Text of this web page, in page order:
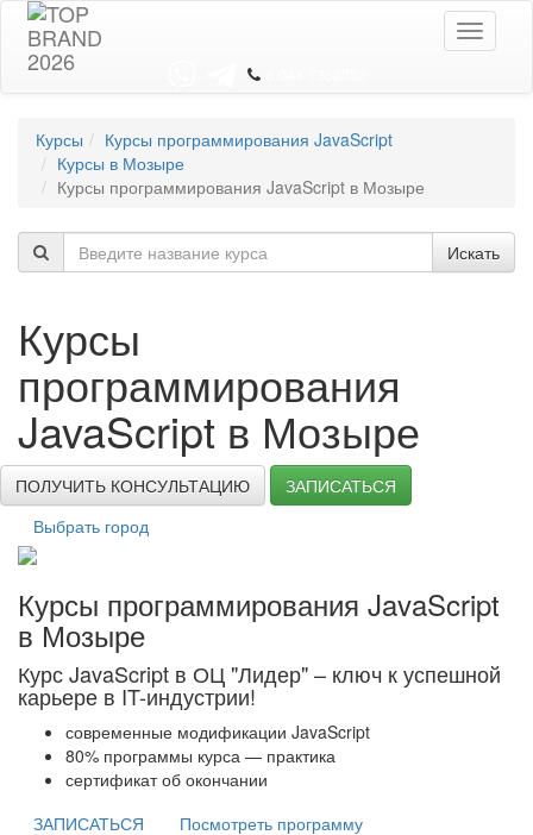
Toggle
Курсы
Курсы программирования JavaScript
Курсы в Мозыре
Курсы программирования JavaScript в Мозыре
Искать
Курсы
программирования
JavaScript в Мозыре
ПОЛУЧИТЬ КОНСУЛЬТАЦИЮ
ЗАПИСАТЬСЯ
Выбрать город
Курсы программирования JavaScript
в Мозыре
Курс JavaScript в ОЦ "Лидер" – ключ к успешной
карьере в IT-индустрии!
современные модификации JavaScript
80% программы курса — практика
сертификат об окончании
ЗАПИСАТЬСЯ
Посмотреть программу